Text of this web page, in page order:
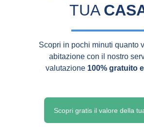
TUA
Scopri gratis il valore della
Scopri in pochi minuti quanto
abitazione con il nostro
valutazione 100% gratuito